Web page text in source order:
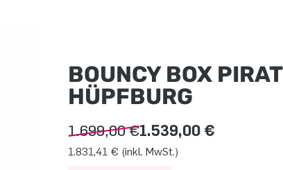
BOUNCY BOX PIRAT
HÜPFBURG
1.699,00 €1.539,00 €
1.831,41 € (inkl. MwSt.)